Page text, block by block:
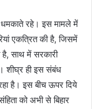
रहे। इस मामले में
एकत्रित की है, जिसमें
है, साथ में सरकारी
शीघ्र ही इस संबंध
है। इस बीच ऊपर दिये
को अभी से बिहार